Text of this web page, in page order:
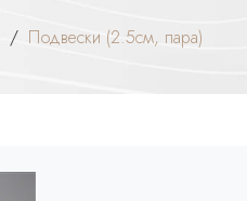
/ Подвески (2.5см, пара)